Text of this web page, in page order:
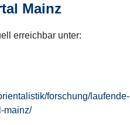
Mainz
erreichbar unter:
forschung/laufende-
mainz/